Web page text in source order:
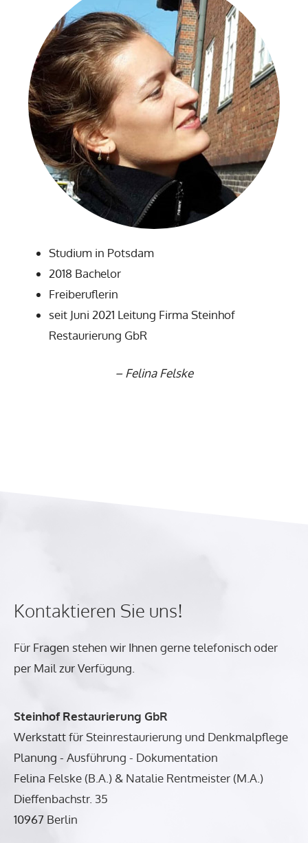
Studium in Potsdam
2018 Bachelor
Freiberuflerin
seit Juni 2021 Leitung Firma Steinhof
Restaurierung GbR
– Felina Felske
Kontaktieren Sie uns!
Für Fragen stehen wir Ihnen gerne telefonisch oder
per Mail zur Verfügung.
Steinhof Restaurierung GbR
Werkstatt für Steinrestaurierung und Denkmalpflege
Planung - Ausführung - Dokumentation
Felina Felske (B.A.) & Natalie Rentmeister (M.A.)
Dieffenbachstr. 35
10967 Berlin